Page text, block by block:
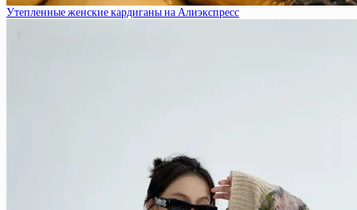
Утепленные женские кардиганы на Алиэкспресс